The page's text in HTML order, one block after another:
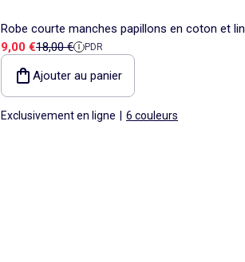
Robe courte manches papillons en coton et lin
Prix de vente
9,00 €Prix de référence
18,00 € PDR
Ajouter au panier
Exclusivement en ligne 6 couleurs